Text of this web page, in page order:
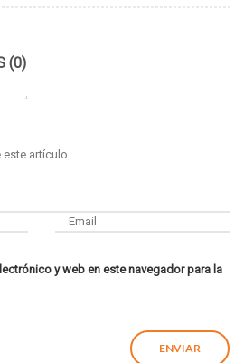
(0)
y web en este navegador para la